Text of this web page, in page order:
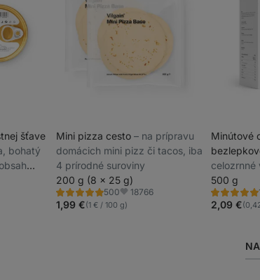
šťave
bohatý
Mini pizza cesto ⁠–⁠ na prípravu
domácich mini pizz či tacos, iba
4 prírodné suroviny
200 g (8 x 25 g)
500
Hodnotenie
4.9/5,
500
Obľúbené
18766
1,99 €(1 € / 100 g)
Minútové
celozrnné
500 g
Hodnotenie
5.0/5,
182
2,09 €